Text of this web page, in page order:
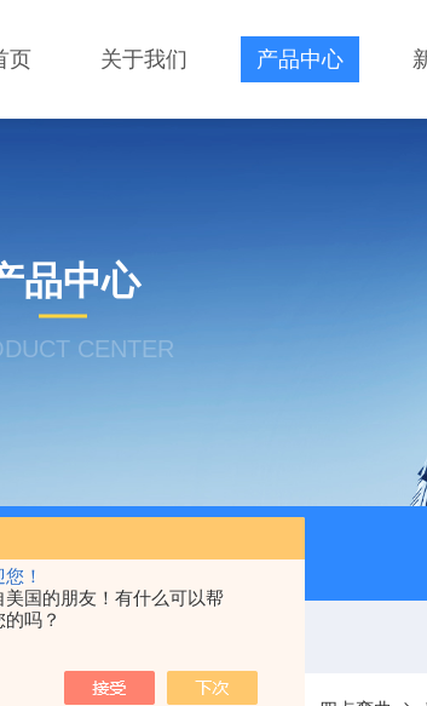
！
美国的朋友！有什么可以帮
的吗？
页 关于我们 产品中心
品中心
CENTER
盛林碳硫高速